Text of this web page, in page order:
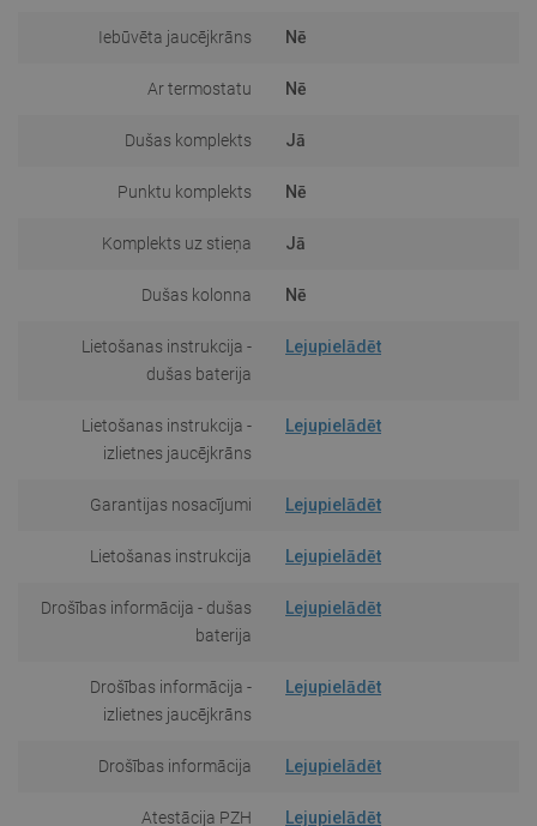
Iebūvēta jaucējkrāns Nē
Ar termostatu Nē
Dušas komplekts Jā
Punktu komplekts Nē
Komplekts uz stieņa Jā
Dušas kolonna Nē
Lietošanas instrukcija -
dušas baterija
Lejupielādēt
Lietošanas instrukcija -
izlietnes jaucējkrāns
Lejupielādēt
Garantijas nosacījumi Lejupielādēt
Lietošanas instrukcija Lejupielādēt
Drošības informācija - dušas
baterija
Lejupielādēt
Drošības informācija -
izlietnes jaucējkrāns
Lejupielādēt
Drošības informācija Lejupielādēt
Atestācija PZH Lejupielādēt